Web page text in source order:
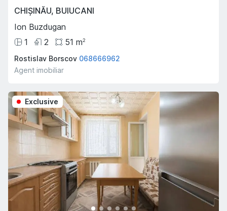
CHIȘINĂU, BUIUCANI
Ion Buzdugan
1
2 51 m2
Rostislav Borscov 068666962
Agent imobiliar
Exclusive